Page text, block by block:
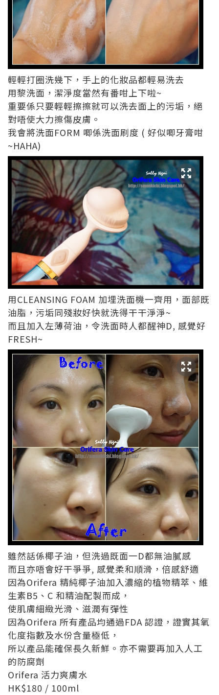
輕輕打圈洗幾下，手上的化妝品都輕易洗去
用黎洗面，潔淨度當然有番咁上下啦~
重要係只要輕輕擦擦就可以洗去面上的污垢，絕
對唔使大力擦傷皮膚。
我會將洗面FORM 唧係洗面刷度 ( 好似唧牙膏咁
~HAHA)
用CLEANSING FOAM 加埋洗面機一齊用，面部既
油脂，污垢同殘妝好快就洗得干干淨淨~
而且加入左薄荷油，令洗面時人都醒神D, 感覺好
FRESH~
雖然話係椰子油，但洗過既面一D都無油膩感
而且亦唔會好干爭爭, 感覺柔和順滑，倍感舒適
因為Orifera 精純椰子油加入濃縮的植物精萃、維
生素B5、C 和精油配製而成，
使肌膚細緻光滑、滋潤有彈性
因為Orifera 所有產品均通過FDA 認證，證實其氧
化度指數及水份含量極低，
所以產品能確保長久新鮮。亦不需要再加入人工
的防腐劑
Orifera 活力爽膚水
HK$180 / 100ml